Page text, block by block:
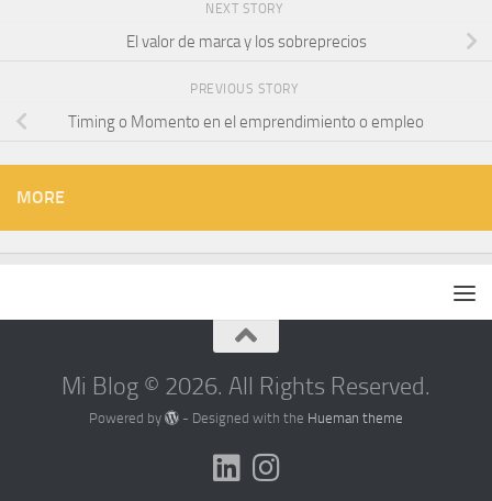
NEXT STORY
El valor de marca y los sobreprecios
PREVIOUS STORY
Timing o Momento en el emprendimiento o empleo
MORE
Mi Blog © 2026. All Rights Reserved.
Powered by - Designed with the Hueman theme